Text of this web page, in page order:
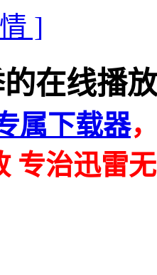
]
在线播放
属下载器
专治迅雷